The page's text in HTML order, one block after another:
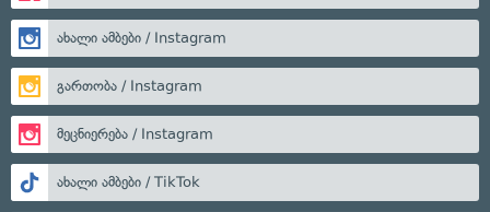
ახალი ამბები / Instagram
გართობა / Instagram
მეცნიერება / Instagram
ახალი ამბები / TikTok